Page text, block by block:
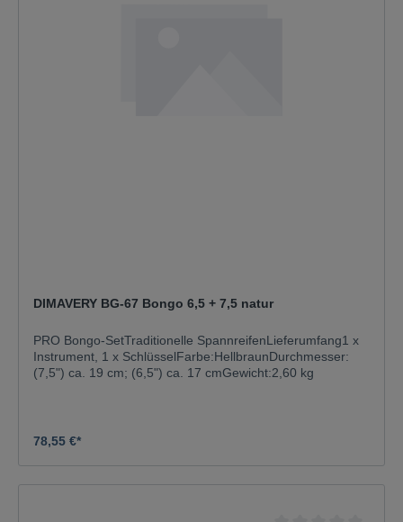
DIMAVERY BG-67 Bongo 6,5 + 7,5 natur
PRO Bongo-SetTraditionelle SpannreifenLieferumfang1 x
Instrument, 1 x SchlüsselFarbe:HellbraunDurchmesser:
(7,5") ca. 19 cm; (6,5") ca. 17 cmGewicht:2,60 kg
78,55 €*